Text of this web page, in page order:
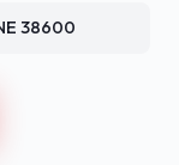
38600